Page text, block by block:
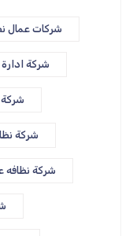
شركات عمال
شركة ادارة
شركة
شركة
شركة نظافه